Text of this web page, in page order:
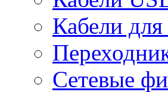
Кабели
Сетевые